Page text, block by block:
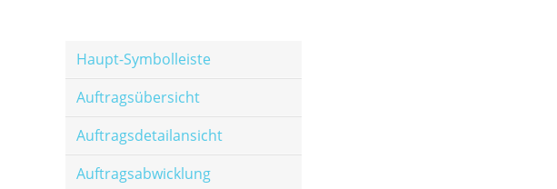
Haupt-Symbolleiste
Auftragsübersicht
Auftragsdetailansicht
Auftragsabwicklung